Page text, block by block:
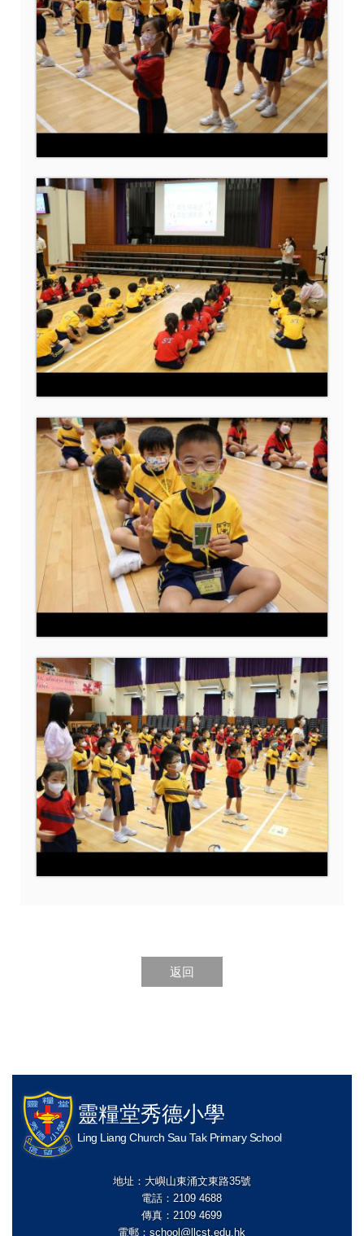
返回
靈糧堂秀德小學
Ling Liang Church Sau Tak Primary School
地址：大嶼山東涌文東路35號
電話：2109 4688
傳真：2109 4699
電郵：school@llcst.edu.hk